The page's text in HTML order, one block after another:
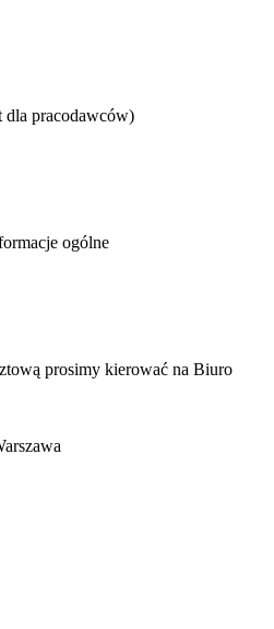
dla pracodawców)
ogólne
prosimy kierować na Biuro